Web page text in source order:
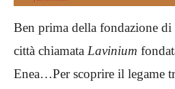
Ben prima della fondazione di
città chiamata Lavinium
Enea…Per scoprire il legame